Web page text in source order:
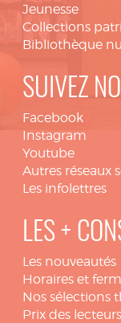
Jeunesse
Collections
Bibliothèque
SUIVEZ
Facebook
Instagram
Youtube
Autres réseaux
Les infolettres
LES +
Les nouveautés
Horaires et
Nos sélections
Prix des